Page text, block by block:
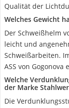
Qualität der
Welches Gewicht
Der Schweißhelm
leicht und
Schweißarbeiten.
ASS von
Welche
der Marke
Die